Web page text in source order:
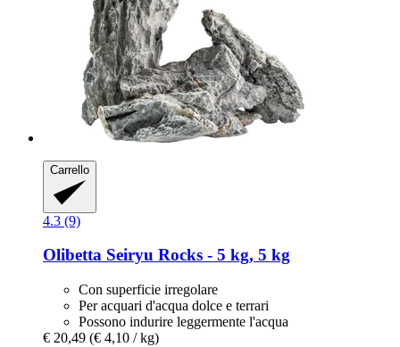
Carrello
4.3 (9)
Olibetta Seiryu Rocks -​ 5 kg, 5 kg
Con superficie irregolare
Per acquari d'acqua dolce e terrari
Possono indurire leggermente l'acqua
€ 20,49 (€ 4,10 / kg)